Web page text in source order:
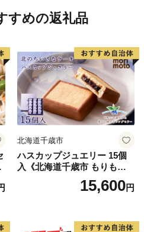
すめの返礼品
北海道千歳市
ハスカップジュエリー 15個
入《北海道千歳市 もりも
15,600円